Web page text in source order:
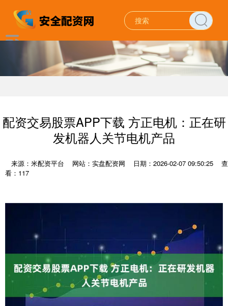
配资交易股票APP下载 方正电机：正在研
发机器人关节电机产品
来源：米配资平台 网站：实盘配资网 日期：2026-02-07 09:50:25
查
看：117